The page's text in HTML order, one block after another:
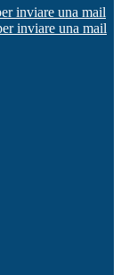
inviare una mail
inviare una mail